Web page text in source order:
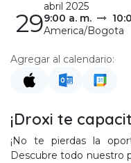
29
abril 2025
9:00 a. m.
America/Bogota
Agregar al calendario:
¡Droxi te
¡No te pierdas la
Descubre todo nuestro